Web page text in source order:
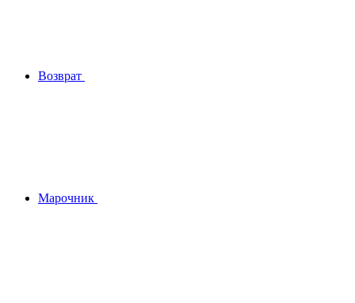
Возврат
Марочник